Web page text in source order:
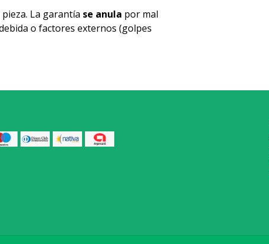
La garantía se anula por mal
o factores externos (golpes